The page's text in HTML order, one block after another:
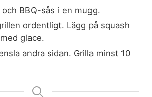
och BBQ-sås i en mugg.
ordentligt. Lägg på squash
glace.
andra sidan. Grilla minst 10